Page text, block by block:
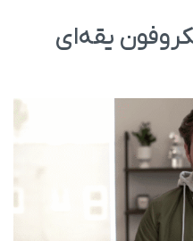
یقه‌ای